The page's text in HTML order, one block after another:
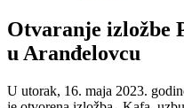
Otvaranje izložbe
u Aranđelovcu
U utorak, 16. maja 2023.